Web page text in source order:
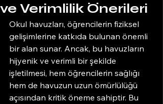
ve Verimlilik Önerileri
Okul havuzları, öğrencilerin fiziksel
gelişimlerine katkıda bulunan önemli
bir alan sunar. Ancak, bu havuzların
hijyenik ve verimli bir şekilde
işletilmesi, hem öğrencilerin sağlığı
hem de havuzun uzun ömürlülüğü
açısından kritik öneme sahiptir. Bu